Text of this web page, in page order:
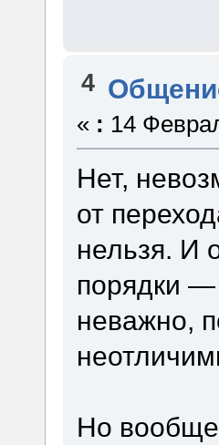
4
« : 14
Нет,
от
нельзя. И
порядки —
неважно,
Но